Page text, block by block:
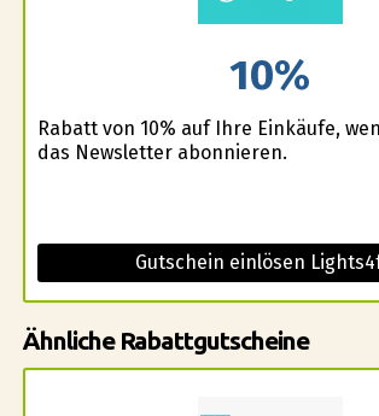
10%
Rabatt von 10% auf Ihre Einkäufe,
das Newsletter abonnieren.
Gutschein einlösen
Ähnliche Rabattgutscheine